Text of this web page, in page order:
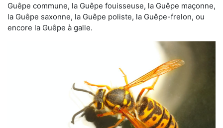
Guêpe commune, la Guêpe fouisseuse, la Guêpe maçonne,
la Guêpe saxonne, la Guêpe poliste, la Guêpe-frelon, ou
encore la Guêpe à galle.